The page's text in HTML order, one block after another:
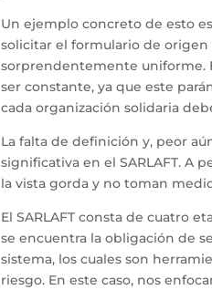
Un ejemplo concreto de esto
solicitar el formulario de origen
sorprendentemente uniforme.
ser constante, ya que este
cada organización solidaria
La falta de definición y, peor
significativa en el SARLAFT. A
la vista gorda y no toman
El SARLAFT consta de cuatro
se encuentra la obligación de
sistema, los cuales son
riesgo. En este caso, nos